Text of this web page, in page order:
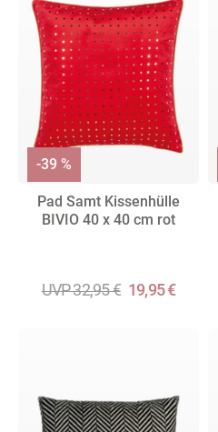
Pad Samt Kissenhülle
BIVIO 40 x 40 cm rot
UVP 32,95 € 19,95 €
-39 %